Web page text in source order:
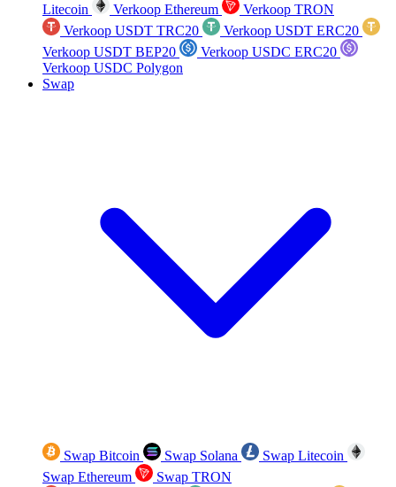
Litecoin
Verkoop Ethereum
Verkoop TRON
Verkoop USDT TRC20
Verkoop USDT ERC20
Verkoop USDT BEP20
Verkoop USDC ERC20
Verkoop USDC Polygon
Swap
Swap Bitcoin Swap Solana
Swap Litecoin
Swap Ethereum
Swap TRON